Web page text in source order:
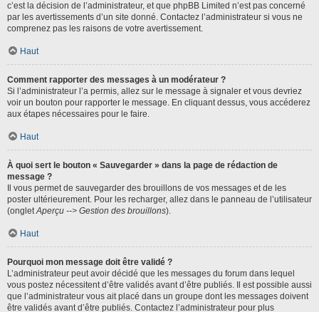
c’est la décision de l’administrateur, et que phpBB Limited n’est pas concerné
par les avertissements d’un site donné. Contactez l’administrateur si vous ne
comprenez pas les raisons de votre avertissement.
Haut
Comment rapporter des messages à un modérateur ?
Si l’administrateur l’a permis, allez sur le message à signaler et vous devriez
voir un bouton pour rapporter le message. En cliquant dessus, vous accéderez
aux étapes nécessaires pour le faire.
Haut
À quoi sert le bouton « Sauvegarder » dans la page de rédaction de
message ?
Il vous permet de sauvegarder des brouillons de vos messages et de les
poster ultérieurement. Pour les recharger, allez dans le panneau de l’utilisateur
(ongletAperçu --> Gestion des brouillons).
Haut
Pourquoi mon message doit être validé ?
L’administrateur peut avoir décidé que les messages du forum dans lequel
vous postez nécessitent d’être validés avant d’être publiés. Il est possible aussi
que l’administrateur vous ait placé dans un groupe dont les messages doivent
être validés avant d’être publiés. Contactez l’administrateur pour plus